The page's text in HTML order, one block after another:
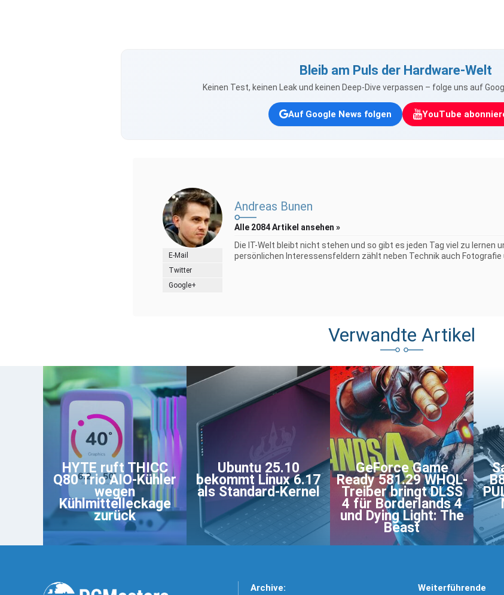
Bleib am Puls der Hardware-Welt
Keinen Test, keinen Leak und keinen Deep-Dive verpassen – folge uns auf
Auf Google News folgen YouTube
E-Mail
Twitter
Google+
Andreas Bunen
Alle 2084 Artikel ansehen »
Die IT-Welt bleibt nicht stehen und so gibt es jeden Tag viel zu lernen
persönlichen Interessensfeldern zählt neben Technik auch Fotografie
Verwandte Artikel
HYTE ruft THICC
Q80 Trio AIO-Kühler
wegen
Kühlmittelleckage
zurück
Ubuntu 25.10
bekommt Linux 6.17
als Standard-Kernel
GeForce Game
Ready 581.29 WHQL-
Treiber bringt DLSS
4 für Borderlands 4
und Dying Light: The
Beast
Archive: Weiterführende